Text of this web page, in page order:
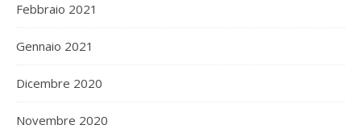
Febbraio 2021
Gennaio 2021
Dicembre 2020
Novembre 2020